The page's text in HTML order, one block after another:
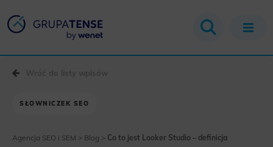
SŁOWNICZEK SEO
Agencja SEO i SEM > Blog > Co to jest Looker Studio – definicja